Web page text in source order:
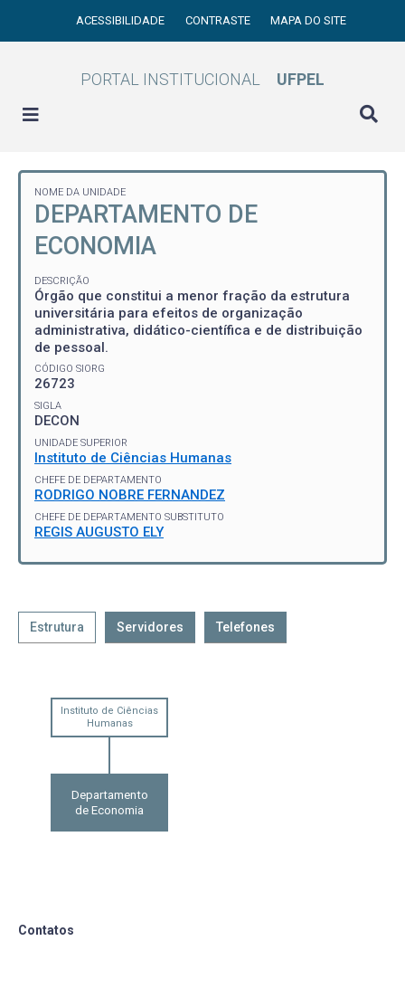
ACESSIBILIDADE CONTRASTE MAPA DO SITE
PORTAL INSTITUCIONAL UFPEL
NOME DA UNIDADE
DEPARTAMENTO DE
ECONOMIA
DESCRIÇÃO
Órgão que constitui a menor fração da estrutura
universitária para efeitos de organização
administrativa, didático-científica e de distribuição
de pessoal.
CÓDIGO SIORG
26723
SIGLA
DECON
UNIDADE SUPERIOR
Instituto de Ciências Humanas
CHEFE DE DEPARTAMENTO
RODRIGO NOBRE FERNANDEZ
CHEFE DE DEPARTAMENTO SUBSTITUTO
REGIS AUGUSTO ELY
Estrutura Servidores Telefones
Instituto de Ciências
Humanas
Departamento
de Economia
Contatos